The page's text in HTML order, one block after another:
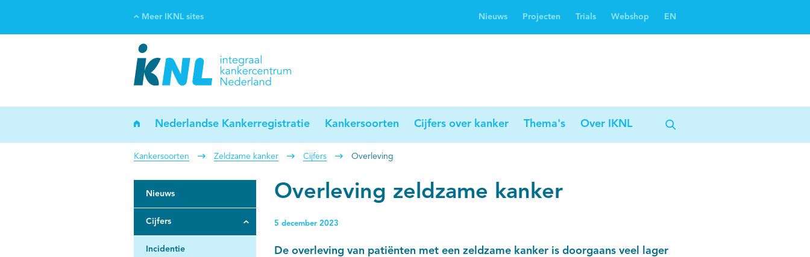
kanker
Meer IKNL sites Nieuws Projecten Trials Webshop EN
Nederlandse Kankerregistratie Kankersoorten Cijfers over kanker Thema's Over IKNL
Kankersoorten Zeldzame kanker Cijfers Overleving
Nieuws
Cijfers
Incidentie
Overleving zeldzame kanker
5 december 2023
De overleving van patiënten met een zeldzame kanker is doorgaans veel lager